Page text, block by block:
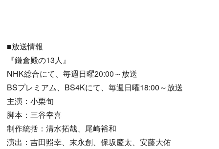
■放送情報
『鎌倉殿の13人』
NHK総合にて、毎週日曜20:00～放送
BSプレミアム、BS4Kにて、毎週日曜18:00～放送
主演：小栗旬
脚本：三谷幸喜
制作統括：清水拓哉、尾崎裕和
演出：吉田照幸、末永創、保坂慶太、安藤大佑